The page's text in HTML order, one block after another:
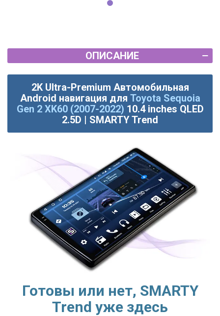
ОПИСАНИЕ
2K Ultra-Premium Автомобильная
Android навигация для Toyota Sequoia
Gen 2 XK60 (2007-2022) 10.4 inches QLED
2.5D | SMARTY Trend
Готовы или нет, SMARTY
Trend уже здесь